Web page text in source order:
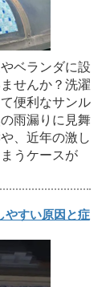
ベランダに設
せんか？洗濯
便利なサンル
雨漏りに見舞
、近年の激し
うケースが
やすい原因と症